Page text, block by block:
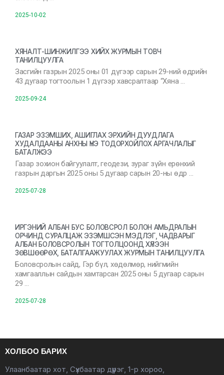
2025-10-02
ХЯНАЛТ-ШИНЖИЛГЭЭ ХИЙХ ЖУРМЫН ТОВЧ
ТАНИЛЦУУЛГА
Засгийн газрын 2025 оны 01 дүгээр сарын 29-ний өдрийн
43 дугаар тогтоолын 1 дүгээр хавсралтаар “Хяна …
2025-09-24
ГАЗАР ЭЗЭМШИХ, АШИГЛАХ ЭРХИЙН ДУУДЛАГА
ХУДАЛДААНЫ АНХНЫ ҮНЭ ТОДОРХОЙЛОХ АРГАЧЛАЛЫГ
БАТАЛЖЭЭ
Газар зохион байгуулалт, геодези, зураг зүйн ерөнхий
газрын даргын 2025 оны 5 дугаар сарын 20-ны өдр …
2025-07-28
ИРГЭНИЙ АЛБАН БУС БОЛОВСРОЛ БОЛОН АМЬДРАЛЫН
ОРЧИНД СУРАЛЦАЖ ЭЗЭМШСЭН МЭДЛЭГ, ЧАДВАРЫГ
АЛБАН БОЛОВСРОЛЫН ТОГТОЛЦООНД ХҮЛЭЭН
ЗӨВШӨӨРӨХ, БАТАЛГААЖУУЛАХ ЖУРМЫН ТАНИЛЦУУЛГА
Боловсролын сайд, Гэр бүл, хөдөлмөр, нийгмийн
хамгааллын сайдын хамтарсан 2025 оны 5 дугаар сарын
29 …
2025-07-28
ХОЛБОО БАРИХ
Улаанбаатар хот, Сүхбаатар дүүрэг, 1-р хороо,